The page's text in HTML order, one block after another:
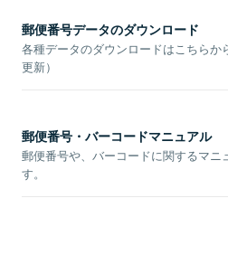
郵便番号データのダウンロード
各種データのダウンロードはこちらか
更新）
郵便番号・バーコードマニュアル
郵便番号や、バーコードに関するマニ
す。